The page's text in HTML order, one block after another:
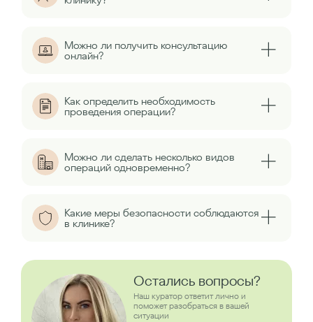
Можно ли получить консультацию
онлайн?
Как определить необходимость
проведения операции?
Можно ли сделать несколько видов
операций одновременно?
Какие меры безопасности соблюдаются
в клинике?
Остались вопросы?
Наш куратор ответит лично и
поможет разобраться в вашей
ситуации